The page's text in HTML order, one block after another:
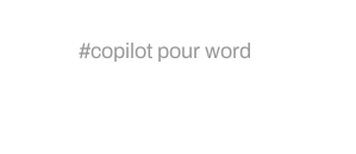
#copilot pour word